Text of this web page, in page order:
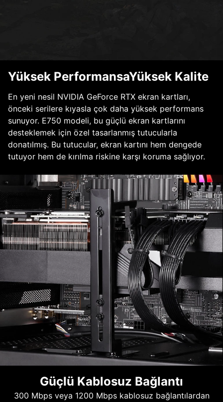
Yüksek PerformansaYüksek Kalite
En yeni nesil NVIDIA GeForce RTX ekran kartları,
önceki serilere kıyasla çok daha yüksek performans
sunuyor. E750 modeli, bu güçlü ekran kartlarını
desteklemek için özel tasarlanmış tutucularla
donatılmış. Bu tutucular, ekran kartını hem dengede
tutuyor hem de kırılma riskine karşı koruma sağlıyor.
Güçlü Kablosuz Bağlantı
300 Mbps veya 1200 Mbps kablosuz bağlantılardan